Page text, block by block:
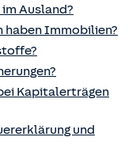
Ausland?
haben Immobilien?
Kapitalerträgen
und